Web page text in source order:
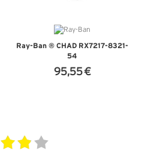
Ray-Ban ® CHAD RX7217-8321-
54
95,55 €